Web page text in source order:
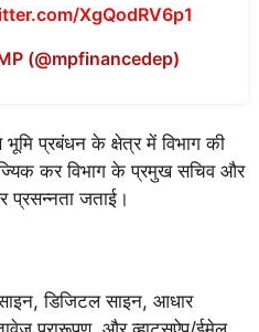
XgQodRV6p1
(@mpfinancedep)
प्रबंधन के क्षेत्र में विभाग की
कर विभाग के प्रमुख सचिव और
प्रसन्नता जताई।
डिजिटल साइन, आधार